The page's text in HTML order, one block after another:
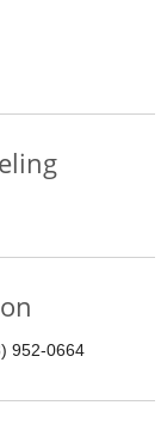
952-0664